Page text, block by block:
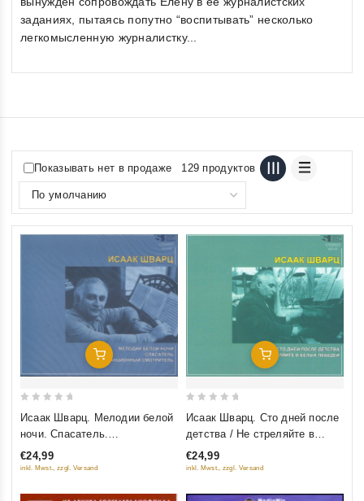
заданиях, пытаясь попутно “воспитывать” несколько
легкомысленную журналистку...
Показывать нет в продаже 129 продуктов
Добавить В Корзину
5
Исаак Шварц. Мелодии белой
ночи. Спасатель.
Станционный смотритель
€24,99
inkl. Mwst., zzgl. Versand
Добавить В Корзину
5
Исаак Шварц. Сто дней после
детства / Не стреляйте в
белых лебедей
€24,99
inkl. Mwst., zzgl. Versand